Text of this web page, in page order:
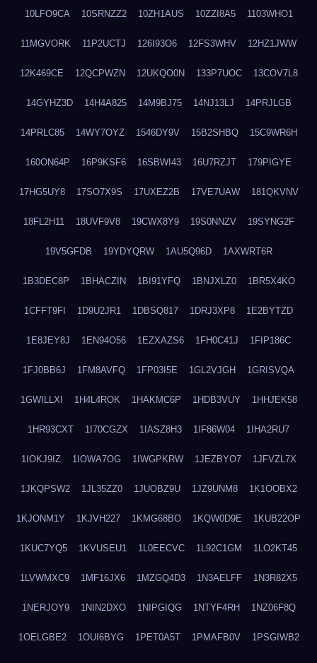
10LFO9CA 10SRNZZ2 10ZH1AUS 10ZZI8A5 1103WHO1
11MGVORK 11P2UCTJ 126I93O6 12FS3WHV 12HZ1JWW
12K469CE 12QCPWZN 12UKQO0N 133P7UOC 13COV7L8
14GYHZ3D 14H4A825 14M9BJ75 14NJ13LJ 14PRJLGB
14PRLC85 14WY7OYZ 1546DY9V 15B2SHBQ 15C9WR6H
160ON64P 16P9KSF6 16SBWI43 16U7RZJT 179PIGYE
17HG5UY8 17SO7X9S 17UXEZ2B 17VE7UAW 181QKVNV
18FL2H11 18UVF9V8 19CWX8Y9 19S0NNZV 19SYNG2F
19V5GFDB 19YDYQRW 1AU5Q96D 1AXWRT6R
1B3DEC8P 1BHACZIN 1BI91YFQ 1BNJXLZ0 1BR5X4KO
1CFFT9FI 1D9U2JR1 1DBSQ817 1DRJ3XP8 1E2BYTZD
1E8JEY8J 1EN94O56 1EZXAZS6 1FH0C41J 1FIP186C
1FJ0BB6J 1FM8AVFQ 1FP03I5E 1GL2VJGH 1GRISVQA
1GWILLXI 1H4L4ROK 1HAKMC6P 1HDB3VUY 1HHJEK58
1HR93CXT 1I70CGZX 1IASZ8H3 1IF86W04 1IHA2RU7
1IOKJ9IZ 1IOWA7OG 1IWGPKRW 1JEZBYO7 1JFVZL7X
1JKQPSW2 1JL35ZZ0 1JUOBZ9U 1JZ9UNM8 1K1OOBX2
1KJONM1Y 1KJVH227 1KMG68BO 1KQW0D9E 1KUB22OP
1KUC7YQ5 1KVUSEU1 1L0EECVC 1L92C1GM 1LO2KT45
1LVWMXC9 1MF16JX6 1MZGQ4D3 1N3AELFF 1N3R82X5
1NERJOY9 1NIN2DXO 1NIPGIQG 1NTYF4RH 1NZ06F8Q
1OELGBE2 1OUI6BYG 1PET0A5T 1PMAFB0V 1PSGIWB2